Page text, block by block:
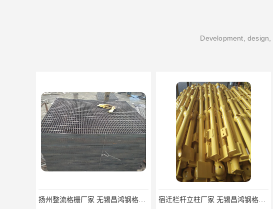
Development,
扬州整流格栅厂家 无锡昌鸿钢格板有限公司 宿迁栏杆立柱厂家 无锡昌鸿钢格板有限公司